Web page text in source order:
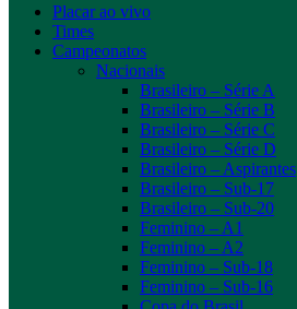
Placar ao vivo
Times
Campeonatos
Nacionais
Brasileiro – Série A
Brasileiro – Série B
Brasileiro – Série C
Brasileiro – Série D
Brasileiro – Aspirantes
Brasileiro – Sub-17
Brasileiro – Sub-20
Feminino – A1
Feminino – A2
Feminino – Sub-18
Feminino – Sub-16